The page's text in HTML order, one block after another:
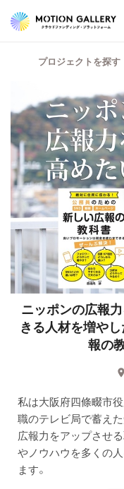
プロジェクトを探す
ニッポンの広報
きる人材を増やし
報の
私は大阪府四條畷市
職のテレビ局で蓄えた
広報力をアップさせ
やノウハウを多くの
ます。